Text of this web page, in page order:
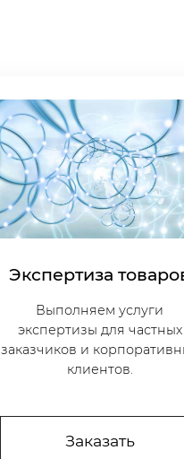
Экспертиза
Выполняем услуги
экспертизы для частных
заказчиков и
клиентов.
Заказать